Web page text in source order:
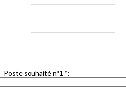
Poste souhaité n°1 *: